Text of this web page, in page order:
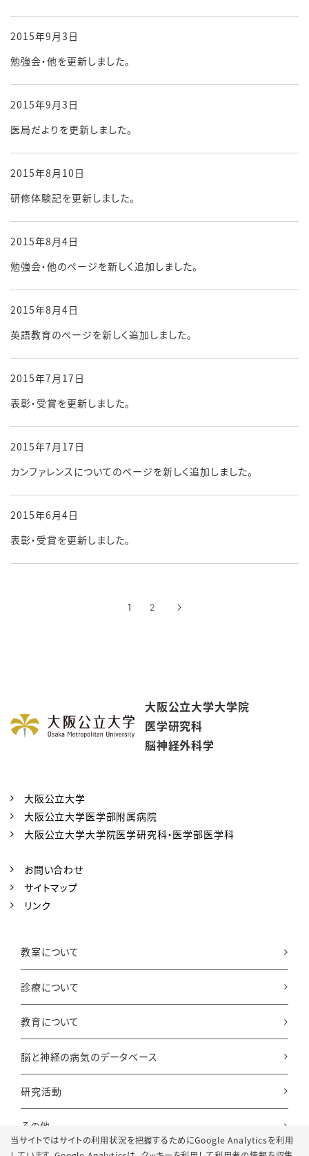
2015年9月3日
勉強会・他を更新しました。
2015年9月3日
医局だよりを更新しました。
2015年8月10日
研修体験記を更新しました。
2015年8月4日
勉強会・他のページを新しく追加しました。
2015年8月4日
英語教育のページを新しく追加しました。
2015年7月17日
表彰・受賞を更新しました。
2015年7月17日
カンファレンスについてのページを新しく追加しました。
2015年6月4日
表彰・受賞を更新しました。
1 2 ›次へ
当サイトではサイトの利用状況を把握するためにGoogle Analyticsを利用
大阪公立大学大学院
医学研究科
脳神経外科学
大阪公立大学
大阪公立大学医学部附属病院
大阪公立大学大学院医学研究科・医学部医学科
お問い合わせ
サイトマップ
リンク
教室について
診療について
教育について
脳と神経の病気のデータベース
研究活動
その他